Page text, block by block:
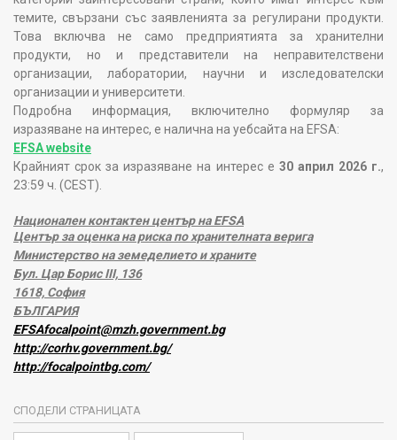
темите, свързани със заявленията за регулирани продукти.
Това включва не само предприятията за хранителни
продукти, но и представители на неправителствени
организации, лаборатории, научни и изследователски
организации и университети.
Подробна информация, включително формуляр за
изразяване на интерес, е налична на уебсайта на EFSA:
EFSA website
Крайният срок за изразяване на интерес е 30 април 2026 г.,
23:59 ч. (CEST).
Национален контактен център на EFSA
Център за оценка на риска по хранителната верига
Министерство на земеделието и храните
Бул. Цар Борис III, 136
1618, София
БЪЛГАРИЯ
EFSAfocalpoint@mzh.government.bg
http://corhv.government.bg/
http://focalpointbg.com/
СПОДЕЛИ СТРАНИЦАТА